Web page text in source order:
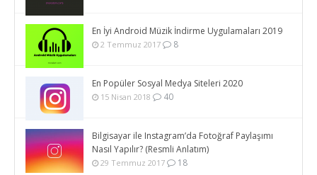
En İyi Android Müzik İndirme Uygulamaları 2019
2 Temmuz 2017 8
En Popüler Sosyal Medya Siteleri 2020
15 Nisan 2018 40
Bilgisayar ile Instagram’da Fotoğraf Paylaşımı
Nasıl Yapılır? (Resmli Anlatım)
29 Temmuz 2017 18